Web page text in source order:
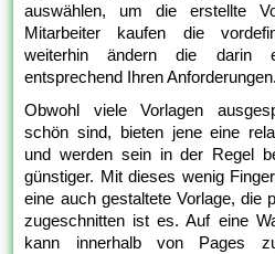
auswählen, um die erstellte
Mitarbeiter kaufen die
weiterhin ändern die darin
entsprechend Ihren Anforderungen.
Obwohl viele Vorlagen
schön sind, bieten jene eine
und werden sein in der Regel
günstiger. Mit dieses wenig
eine auch gestaltete Vorlage, die
zugeschnitten ist es. Auf eine
kann innerhalb von Pages